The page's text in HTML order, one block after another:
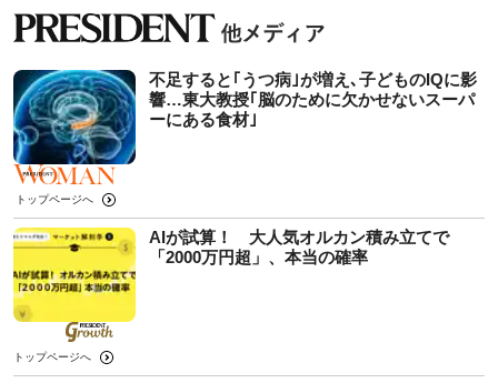
不足すると｢うつ病｣が増え､子どものIQに影
響…東大教授｢脳のために欠かせないスーパ
ーにある食材｣
トップページへ
AIが試算！ 大人気オルカン積み立てで
「2000万円超」、本当の確率
トップページへ